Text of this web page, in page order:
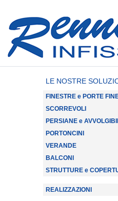
LE NOSTRE
FINESTRE e PORTE
SCORREVOLI
PERSIANE e
PORTONCINI
VERANDE
BALCONI
STRUTTURE e
REALIZZAZIONI